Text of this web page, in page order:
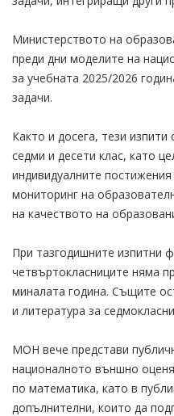
Министерството на
преди дни моделите на
за учебната 2025/2026
задачи.
Както и досега, тези
седми и десети клас, като
индивидуалните
мониторинг на
на качеството на
При тазгодишните изпитни
четвъртокласниците няма
миналата година. Същите
и литература за
МОН вече представи
националното външно
по математика, като в
допълнителни, които да